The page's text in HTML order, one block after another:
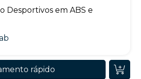
Desportivos em ABS e
rápido